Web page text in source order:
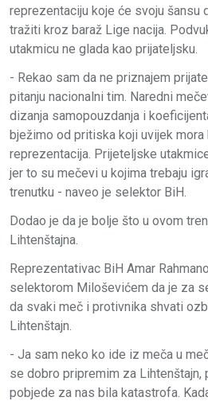
reprezentaciju koje će svoju šansu
tražiti kroz baraž Lige nacija.
utakmicu ne glada kao prijateljsku.
- Rekao sam da ne priznajem
pitanju nacionalni tim. Naredni
dizanja samopouzdanja i
bježimo od pritiska koji uvijek
reprezentacija. Prijeteljske
jer to su mečevi u kojima trebaju
trenutku - naveo je selektor BiH.
Dodao je da je bolje što u ovom
Lihtenštajna.
Reprezentativac BiH Amar
selektorom Miloševićem da je za
da svaki meč i protivnika shvati
Lihtenštajn.
- Ja sam neko ko ide iz meča u
se dobro pripremim za
pobjede za nas bila katastrofa.